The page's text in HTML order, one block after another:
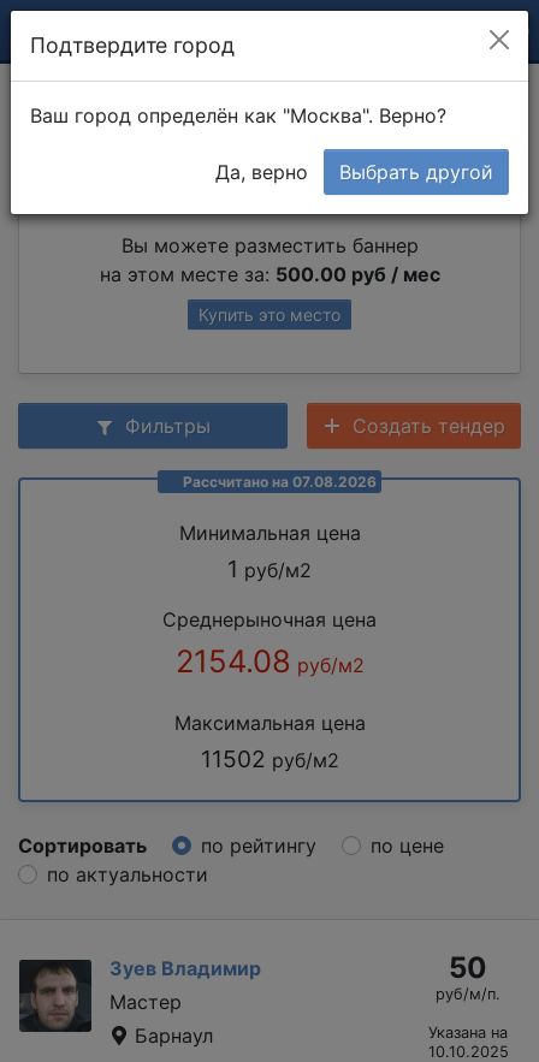
Конопатка
Вы можете разместить баннер
на этом месте за: 500.00 руб / мес
Купить это место
Фильтры Создать тендер
Рассчитано на 07.08.2026
Минимальная цена
1 руб/м2
Среднерыночная цена
2154.08 руб/м2
Максимальная цена
11502 руб/м2
Сортировать по рейтингу
по цене
по актуальности
Зуев Владимир
Мастер
Барнаул
50
руб/м/п.
Указана на
10.10.2025
Подтвердите город
Ваш город определён как "Москва". Верно?
Да, верно Выбрать другой